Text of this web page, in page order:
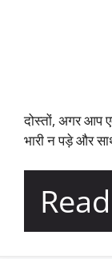
दोस्तों, अगर आप
भारी न पड़े और